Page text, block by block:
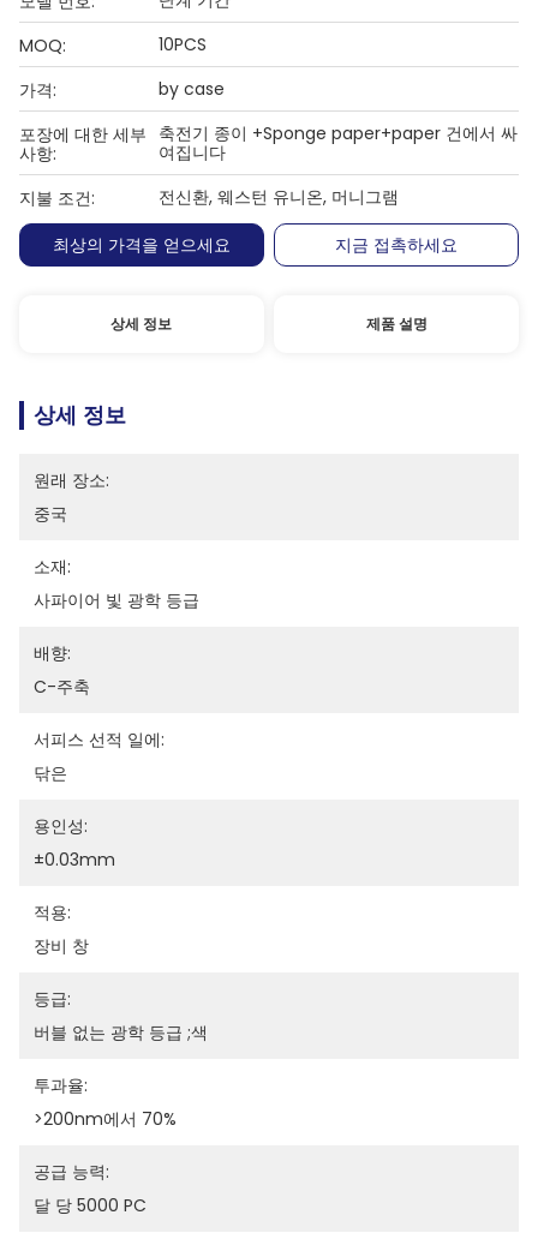
MOQ:
10PCS
가격:
by case
포장에 대한 세부
사항:
축전기 종이 +Sponge paper+paper 건에서 싸
여집니다
지불 조건:
전신환, 웨스턴 유니온, 머니그램
최상의 가격을 얻으세요
지금 접촉하세요
상세 정보 제품 설명
상세 정보
원래 장소:
중국
소재:
사파이어 빛 광학 등급
배향:
C-주축
서피스 선적 일에:
닦은
용인성:
±0.03mm
적용:
장비 창
등급:
버블 없는 광학 등급 ;색
투과율:
>200nm에서 70%
공급 능력:
달 당 5000 PC